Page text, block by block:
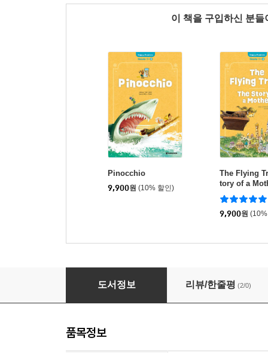
이 책을 구입하신 분
Pinocchio
9,900원 (10% 할인)
The Flying
tory of a
9,900원
Beauty and the Beast
도서정보 리뷰/한줄평 (2/0)
품목정보